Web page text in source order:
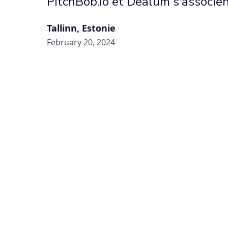
Tallinn, Estonie
February 20, 2024